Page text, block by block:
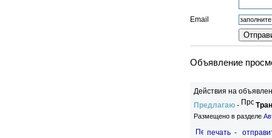
Email
Объявление
Действия на
Предлагаю -
Размещено в разделе
печать -